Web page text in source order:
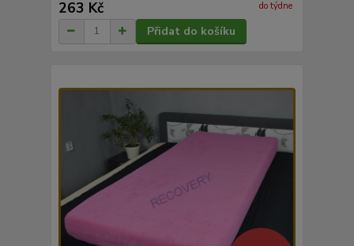
263 Kč do týdne
Přidat do košíku